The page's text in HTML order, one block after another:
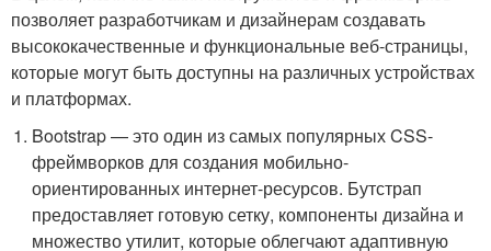
позволяет разработчикам и дизайнерам создавать
высококачественные и функциональные веб-страницы,
которые могут быть доступны на различных устройствах
и платформах.
Bootstrap — это один из самых популярных CSS-
фреймворков для создания мобильно-
ориентированных интернет-ресурсов. Бутстрап
предоставляет готовую сетку, компоненты дизайна и
множество утилит, которые облегчают адаптивную